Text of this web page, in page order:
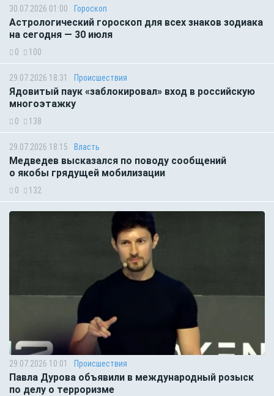
30.07.2026 01:00 Гороскоп
Астрологический гороскоп для всех знаков зодиака
на сегодня — 30 июля
0 100
29.07.2026 18:31 Происшествия
Ядовитый паук «заблокировал» вход в российскую
многоэтажку
0 138
29.07.2026 18:15 Власть
Медведев высказался по поводу сообщений
о якобы грядущей мобилизации
0 132
29.07.2026 10:01 Происшествия
Павла Дурова объявили в международный розыск
по делу о терроризме